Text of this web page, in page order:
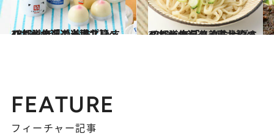
2018.9.27
47都道府県の美味しいすぐれもの「ご当地プリン」～北海道・東北篇～
グルメ 2018.6.10
47都道府県の美味しいすぐれもの 「スタミナグルメ」～北海道・東北篇～
グルメ
FEATURE
フィーチャー記事